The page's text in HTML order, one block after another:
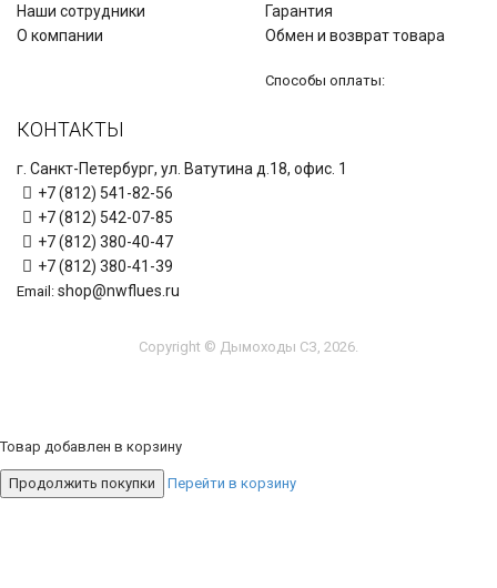
Наши сотрудники
О компании
Гарантия
Обмен и возврат товара
Способы оплаты:
КОНТАКТЫ
г. Санкт-Петербург, ул. Ватутина д.18, офис. 1
+7 (812) 541-82-56
+7 (812) 542-07-85
+7 (812) 380-40-47
+7 (812) 380-41-39
Email: shop@nwflues.ru
Copyright © Дымоходы СЗ, 2026.
Товар добавлен в корзину
Продолжить покупки Перейти в корзину